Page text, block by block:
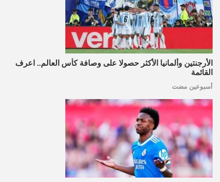
الأرجنتين وألمانيا الأكثر حصولا على وصافة كأس العالم.. اعرف
القائمة
أسبوعين مضت